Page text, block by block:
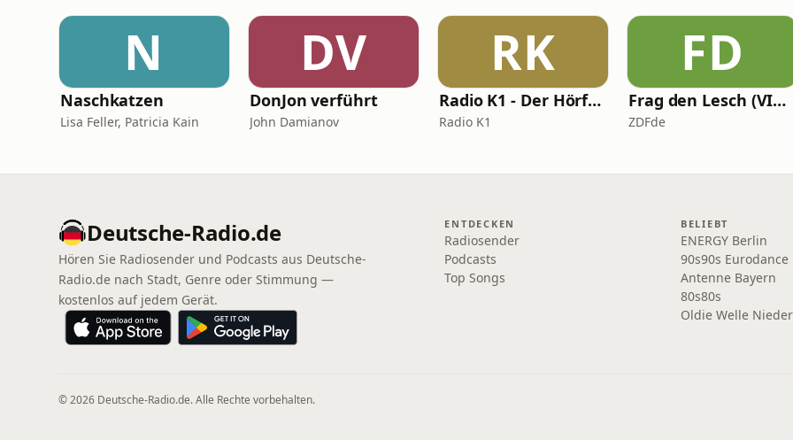
N
Naschkatzen
Lisa Feller, Patricia Kain
DV
DonJon verführt
John Damianov
RK
Radio K1 - Der Hörfunk für das Bistum Eichstätt
Radio K1
FD
Frag den Lesch (VIDEO)
ZDFde
Deutsche-Radio.de
Hören Sie Radiosender und Podcasts aus Deutsche-
Radio.de nach Stadt, Genre oder Stimmung —
kostenlos auf jedem Gerät.
ENTDECKEN
Radiosender
Podcasts
Top Songs
BELIEBT
ENERGY Berlin
90s90s Eurodance
Antenne Bayern
80s80s
Oldie Welle
© 2026 Deutsche-Radio.de. Alle Rechte vorbehalten.